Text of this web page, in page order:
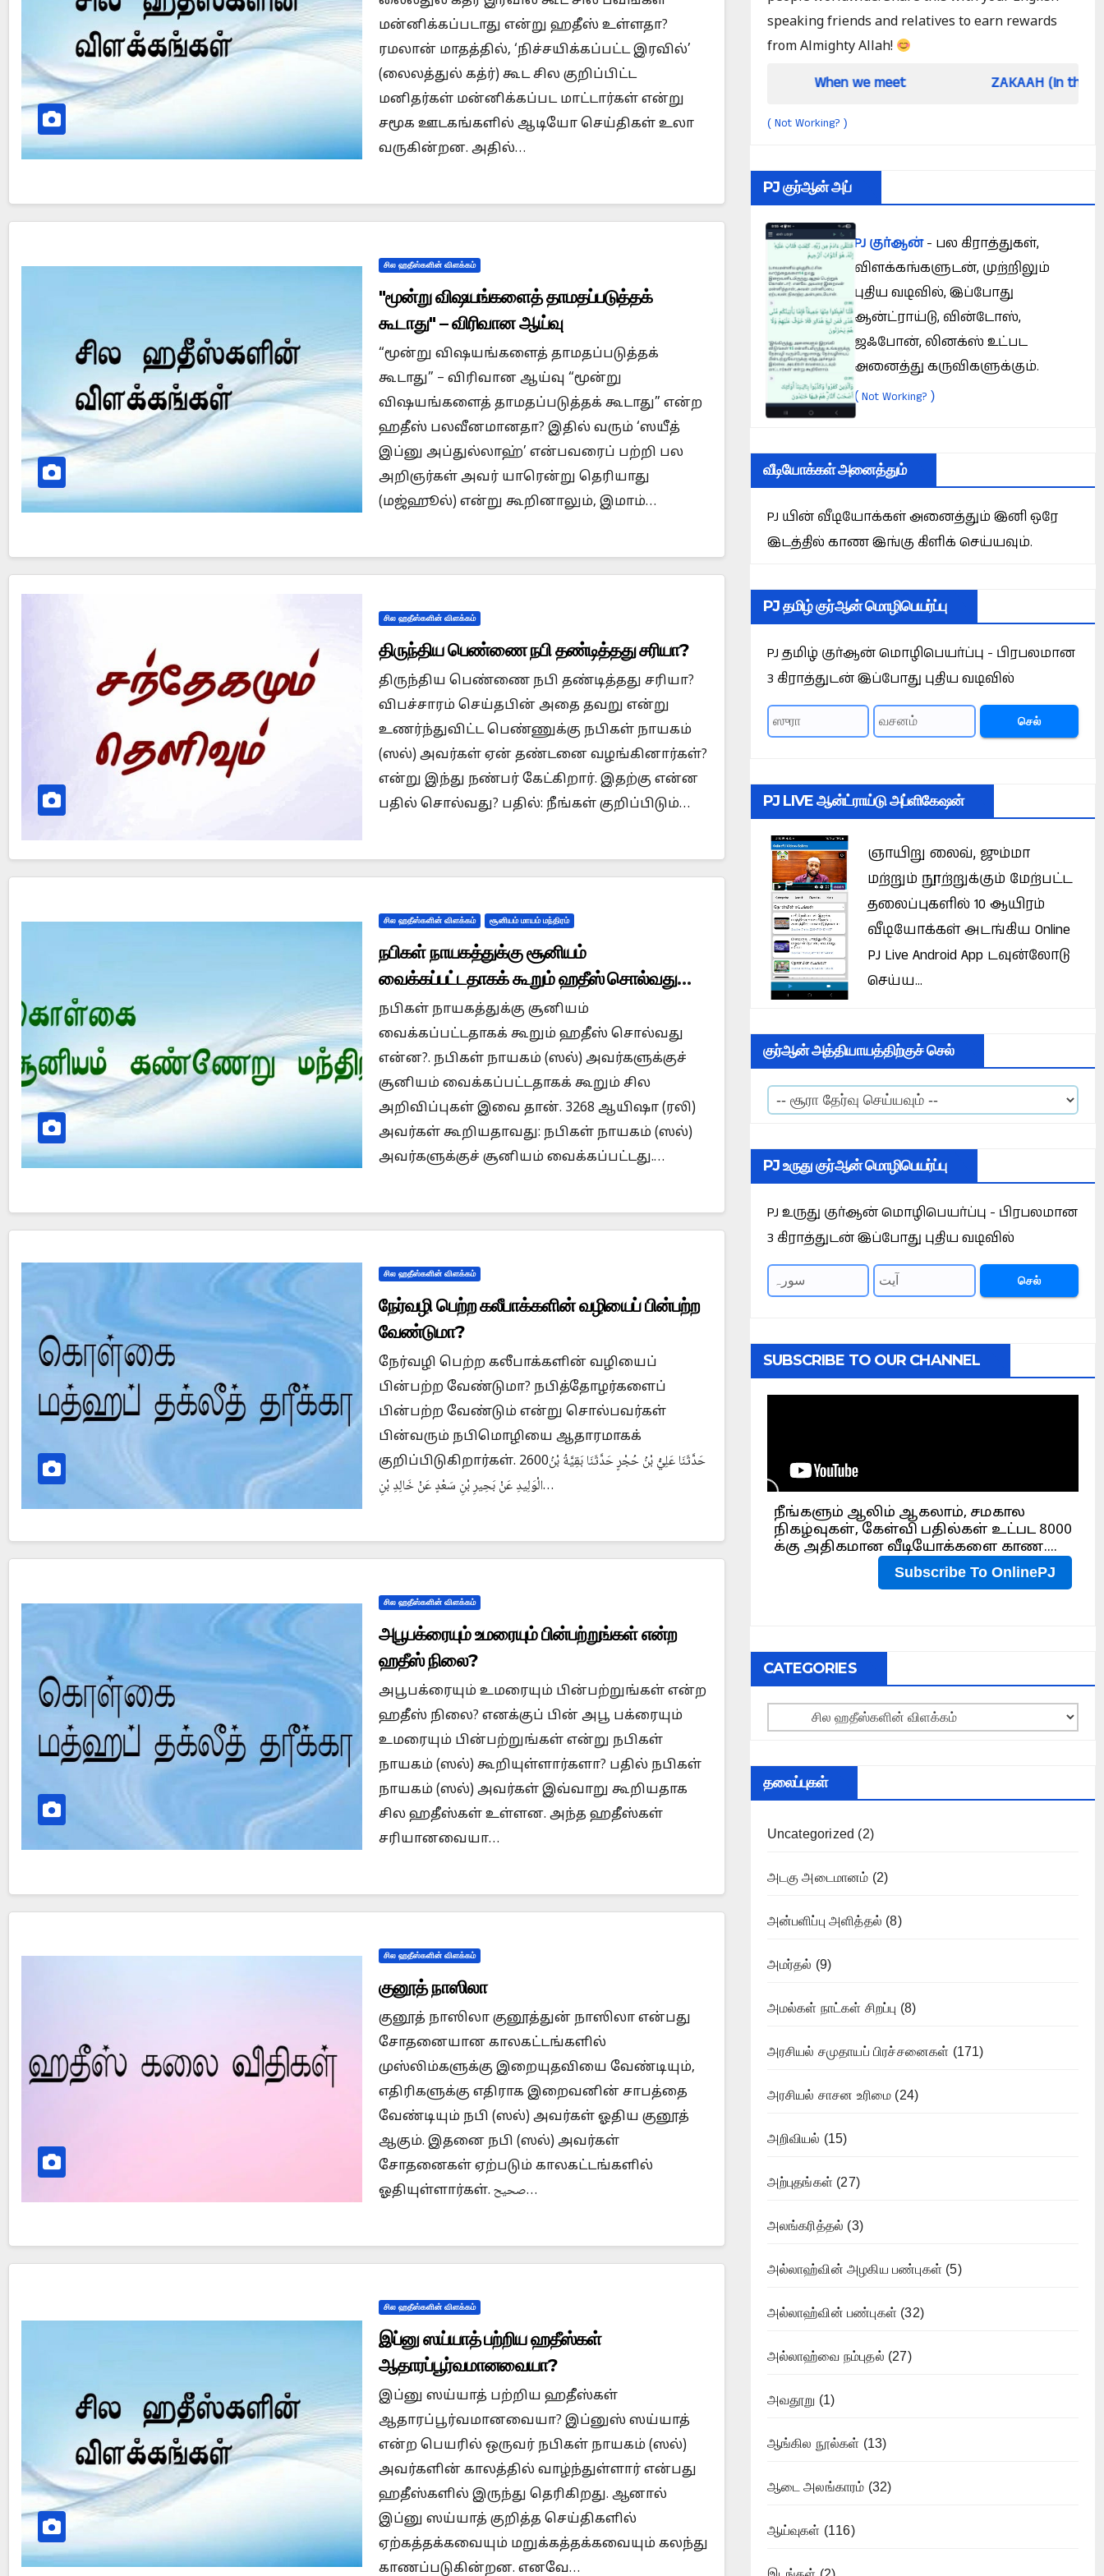
மன்னிக்கப்படாது என்று ஹதீஸ் உள்ளதா?
ரமலான் மாதத்தில், ‘நிச்சயிக்கப்பட்ட இரவில்’
(லைலத்துல் கத்ர்) கூட சில குறிப்பிட்ட
மனிதர்கள் மன்னிக்கப்பட மாட்டார்கள் என்று
சமூக ஊடகங்களில் ஆடியோ செய்திகள் உலா
வருகின்றன. அதில்…
சில ஹதீஸ்களின் விளக்கம்
"மூன்று விஷயங்களைத் தாமதப்படுத்தக்
கூடாது" – விரிவான ஆய்வு
“மூன்று விஷயங்களைத் தாமதப்படுத்தக்
கூடாது” – விரிவான ஆய்வு “மூன்று
விஷயங்களைத் தாமதப்படுத்தக் கூடாது” என்ற
ஹதீஸ் பலவீனமானதா? இதில் வரும் ‘ஸயீத்
இப்னு அப்துல்லாஹ்’ என்பவரைப் பற்றி பல
அறிஞர்கள் அவர் யாரென்று தெரியாது
(மஜ்ஹூல்) என்று கூறினாலும், இமாம்…
சில ஹதீஸ்களின் விளக்கம்
திருந்திய பெண்ணை நபி தண்டித்தது சரியா?
திருந்திய பெண்ணை நபி தண்டித்தது சரியா?
விபச்சாரம் செய்தபின் அதை தவறு என்று
உணர்ந்துவிட்ட பெண்ணுக்கு நபிகள் நாயகம்
(ஸல்) அவர்கள் ஏன் தண்டனை வழங்கினார்கள்?
என்று இந்து நண்பர் கேட்கிறார். இதற்கு என்ன
பதில் சொல்வது? பதில்: நீங்கள் குறிப்பிடும்…
சில ஹதீஸ்களின் விளக்கம் சூனியம் மாயம் மந்திரம்
நபிகள் நாயகத்துக்கு சூனியம்
வைக்கப்பட்டதாகக் கூறும் ஹதீஸ் சொல்வது
என்ன?.
நபிகள் நாயகத்துக்கு சூனியம்
வைக்கப்பட்டதாகக் கூறும் ஹதீஸ் சொல்வது
என்ன?. நபிகள் நாயகம் (ஸல்) அவர்களுக்குச்
சூனியம் வைக்கப்பட்டதாகக் கூறும் சில
அறிவிப்புகள் இவை தான். 3268 ஆயிஷா (ரலி)
அவர்கள் கூறியதாவது: நபிகள் நாயகம் (ஸல்)
அவர்களுக்குச் சூனியம் வைக்கப்பட்டது.…
சில ஹதீஸ்களின் விளக்கம்
நேர்வழி பெற்ற கலீபாக்களின் வழியைப் பின்பற்ற
வேண்டுமா?
நேர்வழி பெற்ற கலீபாக்களின் வழியைப்
பின்பற்ற வேண்டுமா? நபித்தோழர்களைப்
பின்பற்ற வேண்டும் என்று சொல்பவர்கள்
பின்வரும் நபிமொழியை ஆதாரமாகக்
குறிப்பிடுகிறார்கள். 2600حَدَّثَنَا عَلِيُّ بْنُ حُجْرٍ حَدَّثَنَا بَقِيَّةُ بْنُ
الْوَلِيدِ عَنْ بَحِيرِ بْنِ سَعْدٍ عَنْ خَالِدِ بْنِ…
சில ஹதீஸ்களின் விளக்கம்
அபூபக்ரையும் உமரையும் பின்பற்றுங்கள் என்ற
ஹதீஸ் நிலை?
அபூபக்ரையும் உமரையும் பின்பற்றுங்கள் என்ற
ஹதீஸ் நிலை? எனக்குப் பின் அபூ பக்ரையும்
உமரையும் பின்பற்றுங்கள் என்று நபிகள்
நாயகம் (ஸல்) கூறியுள்ளார்களா? பதில் நபிகள்
நாயகம் (ஸல்) அவர்கள் இவ்வாறு கூறியதாக
சில ஹதீஸ்கள் உள்ளன. அந்த ஹதீஸ்கள்
சரியானவையா…
சில ஹதீஸ்களின் விளக்கம்
குனூத் நாஸிலா
குனூத் நாஸிலா குனூத்துன் நாஸிலா என்பது
சோதனையான காலகட்டங்களில்
முஸ்லிம்களுக்கு இறையுதவியை வேண்டியும்,
எதிரிகளுக்கு எதிராக இறைவனின் சாபத்தை
வேண்டியும் நபி (ஸல்) அவர்கள் ஓதிய குனூத்
ஆகும். இதனை நபி (ஸல்) அவர்கள்
சோதனைகள் ஏற்படும் காலகட்டங்களில்
ஓதியுள்ளார்கள். صحيح…
சில ஹதீஸ்களின் விளக்கம்
இப்னு ஸய்யாத் பற்றிய ஹதீஸ்கள்
ஆதாரப்பூர்வமானவையா?
இப்னு ஸய்யாத் பற்றிய ஹதீஸ்கள்
ஆதாரப்பூர்வமானவையா? இப்னுஸ் ஸய்யாத்
என்ற பெயரில் ஒருவர் நபிகள் நாயகம் (ஸல்)
அவர்களின் காலத்தில் வாழ்ந்துள்ளார் என்பது
ஹதீஸ்களில் இருந்து தெரிகிறது. ஆனால்
இப்னு ஸய்யாத் குறித்த செய்திகளில்
ஏற்கத்தக்கவையும் மறுக்கத்தக்கவையும் கலந்து
காணப்படுகின்றன. எனவே…
speaking friends and relatives to earn rewards
from Almighty Allah!
Did Jesus Resurrect on Sunday or Monday? Is Prophet Muhammad superior to Jesus? ZAKAAH (In the light of Qur an
( Not Working? )
PJ குர்ஆன் அப்
PJ குர்ஆன்- பல கிராத்துகள்,
விளக்கங்களுடன், முற்றிலும்
புதிய வடிவில், இப்போது
ஆன்ட்ராய்டு, வின்டோஸ்,
ஜஃபோன், லினக்ஸ் உட்பட
அனைத்து கருவிகளுக்கும்.
( Not Working? )
வீடியோக்கள் அனைத்தும்
PJ யின் வீடியோக்கள் அனைத்தும் இனி ஒரே
இடத்தில் காண இங்கு கிளிக் செய்யவும்.
PJ தமிழ் குர்ஆன் மொழிபெயர்ப்பு
PJ தமிழ் குர்ஆன் மொழிபெயர்ப்பு - பிரபலமான
3 கிராத்துடன் இப்போது புதிய வடிவில்
செல்
PJ LIVE ஆன்ட்ராய்டு அப்ளிகேஷன்
ஞாயிறு லைவ், ஜும்மா
மற்றும் நூற்றுக்கும் மேற்பட்ட
தலைப்புகளில் 10 ஆயிரம்
வீடியோக்கள் அடங்கிய Online
PJ Live Android App டவுன்லோடு
செய்ய...
குர்ஆன் அத்தியாயத்திற்குச் செல்
PJ உருது குர்ஆன் மொழிபெயர்ப்பு
PJ உருது குர்ஆன் மொழிபெயர்ப்பு - பிரபலமான
3 கிராத்துடன் இப்போது புதிய வடிவில்
செல்
SUBSCRIBE TO OUR CHANNEL
CATEGORIES
Categories
தலைப்புகள்
Uncategorized (2)
அடகு அடைமானம் (2)
அன்பளிப்பு அளித்தல் (8)
அமர்தல் (9)
அமல்கள் நாட்கள் சிறப்பு (8)
அரசியல் சமுதாயப் பிரச்சனைகள் (171)
அரசியல் சாசன உரிமை (24)
அறிவியல் (15)
அற்புதங்கள் (27)
அலங்கரித்தல் (3)
அல்லாஹ்வின் அழகிய பண்புகள் (5)
அல்லாஹ்வின் பண்புகள் (32)
அல்லாஹ்வை நம்புதல் (27)
அவதூறு (1)
ஆங்கில நூல்கள் (13)
ஆடை அலங்காரம் (32)
ஆய்வுகள் (116)